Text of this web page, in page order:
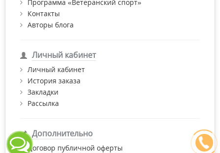
Программа «Ветеранский спорт»
Контакты
Авторы блога
Личный кабинет
Личный кабинет
История заказа
Закладки
Рассылка
Дополнительно
Договор публичной оферты